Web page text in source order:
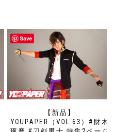
Save
【新品】
YOUPAPER（VOL.63）#財木